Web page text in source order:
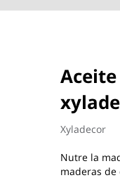
Xyladecor
Nutre la
maderas de